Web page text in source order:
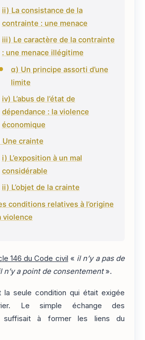
ii) La consistance de la
contrainte : une menace
iii) Le caractère de la contrainte
: une menace illégitime
α) Un principe assorti d’une
limite
iv) L’abus de l’état de
dépendance : la violence
économique
Une crainte
i) L’exposition à un mal
considérable
ii) L’objet de la crainte
conditions relatives à l’origine
violence
146 du Code civil « il n’y a pas de
n’y a point de consentement».
la seule condition qui était exigée
Le simple échange des
suffisait à former les liens du